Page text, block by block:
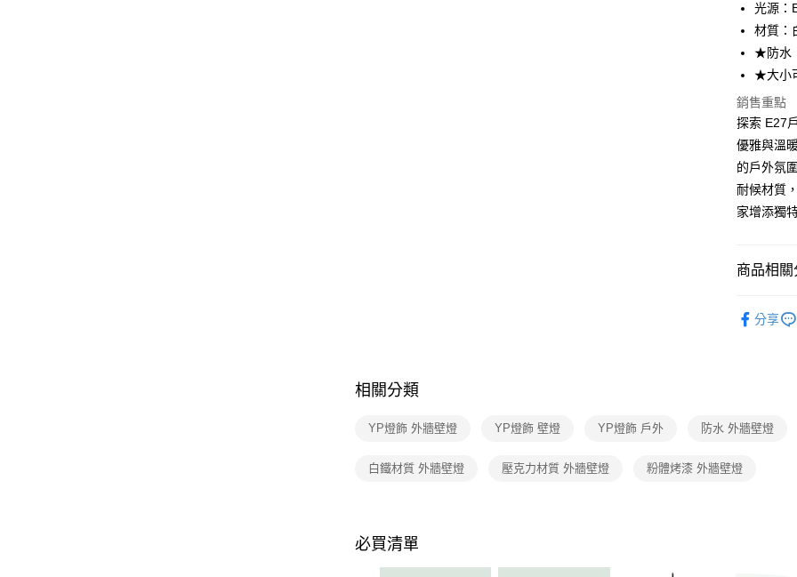
街口支付
悠遊付
Google
全盈+PAY
AFTEE先
相關說明
【關於「
AFTEE先
便利好安
３．安心
１．於結
付」結帳
先享後付
ATM付款
每筆
光源：
材質：
★防水
★大小
銷售重點
探索 E27
優雅與溫
的戶外氛
耐候材質
家增添獨
商品相關
分享
相關分類
YP燈飾 外牆壁燈 YP燈飾 壁燈 YP燈飾 戶外 防水 外牆壁燈
白鐵材質 外牆壁燈 壓克力材質 外牆壁燈 粉體烤漆 外牆壁燈
必買清單